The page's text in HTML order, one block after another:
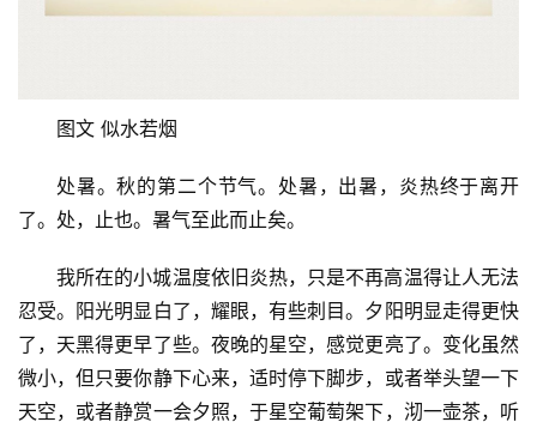
图文 似水若烟
处暑。秋的第二个节气。处暑，出暑，炎热终于离开
了。处，止也。暑气至此而止矣。
我所在的小城温度依旧炎热，只是不再高温得让人无法
忍受。阳光明显白了，耀眼，有些刺目。夕阳明显走得更快
了，天黑得更早了些。夜晚的星空，感觉更亮了。变化虽然
微小，但只要你静下心来，适时停下脚步，或者举头望一下
天空，或者静赏一会夕照，于星空葡萄架下，沏一壶茶，听